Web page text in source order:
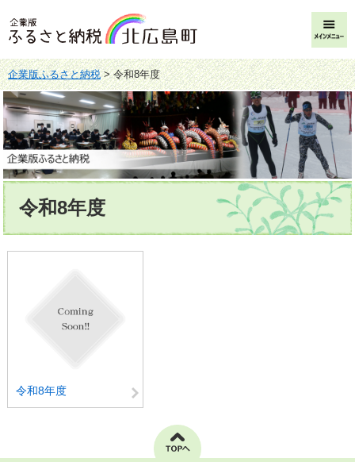
ー
ジ
の
先
頭
で
す
。
ニ
ュ
ー
を
飛
ば
し
て
本
文
へ
メ
ニ
ュ
ー
企業版ふるさと納税 >令和8年度
本
文
令和8年度
令和8年度